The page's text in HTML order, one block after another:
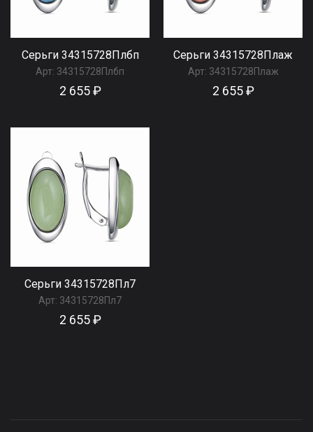
Серьги 34315728Плбп
Арт: 34315728Плбп
2 655 ₽
Серьги 34315728Плаж
Арт: 34315728Плаж
2 655 ₽
Серьги 34315728Пл7
Арт: 34315728Пл7
2 655 ₽